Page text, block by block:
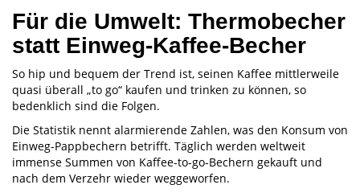
Für die Umwelt: Thermobecher
statt Einweg-Kaffee-Becher
So hip und bequem der Trend ist, seinen Kaffee mittlerweile
quasi überall „to go“ kaufen und trinken zu können, so
bedenklich sind die Folgen.
Die Statistik nennt alarmierende Zahlen, was den Konsum von
Einweg-Pappbechern betrifft. Täglich werden weltweit
immense Summen von Kaffee-to-go-Bechern gekauft und
nach dem Verzehr wieder weggeworfen.